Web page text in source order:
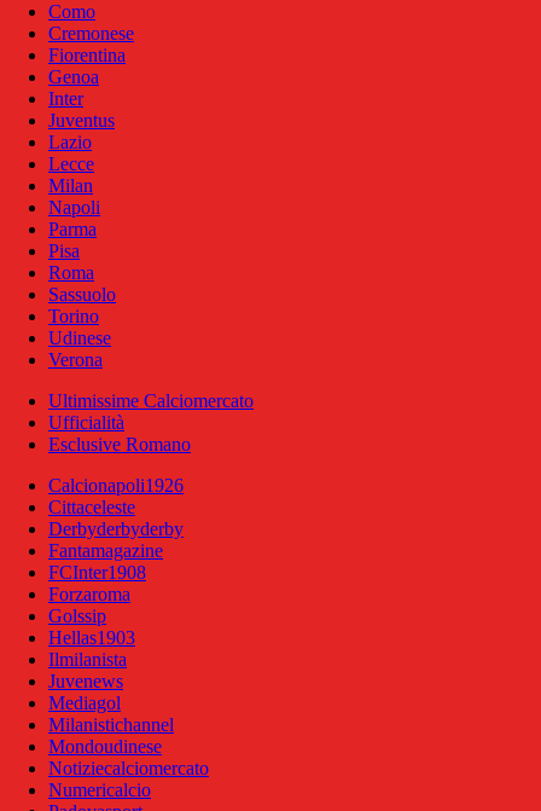
Como
Cremonese
Fiorentina
Genoa
Inter
Juventus
Lazio
Lecce
Milan
Napoli
Parma
Pisa
Roma
Sassuolo
Torino
Udinese
Verona
Ultimissime Calciomercato
Ufficialità
Esclusive Romano
Calcionapoli1926
Cittaceleste
Derbyderbyderby
Fantamagazine
FCInter1908
Forzaroma
Golssip
Hellas1903
Ilmilanista
Juvenews
Mediagol
Milanistichannel
Mondoudinese
Notiziecalciomercato
Numericalcio